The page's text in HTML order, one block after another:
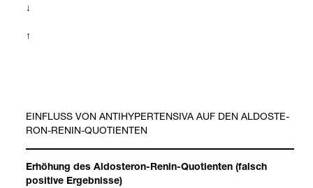
↓
↑
EIN­FLUSS VON ANTI­HY­PER­TEN­SIVA AUF DEN ALDOS­TE­
RON-​RENIN-​QUO­TI­EN­TEN
Erhö­hung des Aldos­te­ron-​Renin-​Quo­ti­en­ten (falsch
posi­tive Ergeb­nisse)